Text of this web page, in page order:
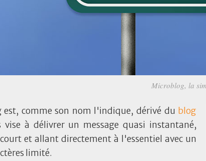
Microblog, la
est, comme son nom l'indique, dérivé du blog
vise à délivrer un message quasi instantané,
et allant directement à l'essentiel avec un
limité.